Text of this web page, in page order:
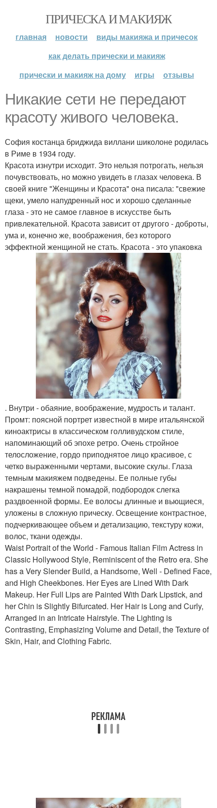
ПРИЧЕСКА И МАКИЯЖ
главная новости
виды макияжа и причесок
как делать прически и макияж
прически и макияж на дому
игры отзывы
Никакие сети не передают
красоту живого человека.
София костанца бриджида виллани шиколоне родилась
в Риме в 1934 году.
Красота изнутри исходит. Это нельзя потрогать, нельзя
почувствовать, но можно увидеть в глазах человека. В
своей книге "Женщины и Красота" она писала: "свежие
щеки, умело напудренный нос и хорошо сделанные
глаза - это не самое главное в искусстве быть
привлекательной. Красота зависит от другого - доброты,
ума и, конечно же, воображения, без которого
эффектной женщиной не стать. Красота - это упаковка
. Внутри - обаяние, воображение, мудрость и талант.
Промт: поясной портрет известной в мире итальянской
киноактрисы в классическом голливудском стиле,
напоминающий об эпохе ретро. Очень стройное
телосложение, гордо приподнятое лицо красивое, с
четко выраженными чертами, высокие скулы. Глаза
темным макияжем подведены. Ее полные губы
накрашены темной помадой, подбородок слегка
раздвоенной формы. Ее волосы длинные и вьющиеся,
уложены в сложную прическу. Освещение контрастное,
подчеркивающее объем и детализацию, текстуру кожи,
волос, ткани одежды.
Waist Portrait of the World - Famous Italian Film Actress in
Classic Hollywood Style, Reminiscent of the Retro era. She
has a Very Slender Build, a Handsome, Well - Defined Face,
and High Cheekbones. Her Eyes are Lined With Dark
Makeup. Her Full Lips are Painted With Dark Lipstick, and
her Chin is Slightly Bifurcated. Her Hair is Long and Curly,
Arranged in an Intricate Hairstyle. The Lighting is
Contrasting, Emphasizing Volume and Detail, the Texture of
Skin, Hair, and Clothing Fabric.